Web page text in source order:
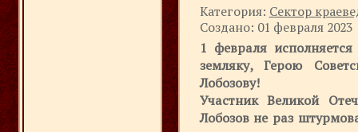
Категория: Сектор
Создано: 01 февраля 2023
1 февраля
земляку, Герою
Лобозову!
Участник Великой
Лобозов не раз